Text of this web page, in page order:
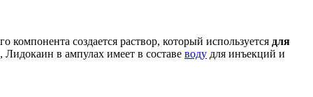
создается раствор, который используется для
в ампулах имеет в составе воду для инъекций и